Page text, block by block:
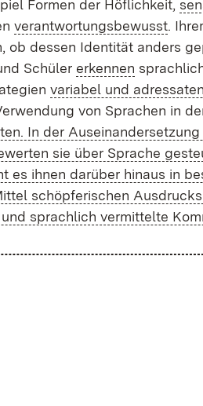
For­men der Höf­lich­keit,
ver­ant­wor­tungs­be­wusst.
ob des­sen Iden­ti­tät an­ders
Schü­ler er­ken­nen
va­ria­bel und
von Spra­chen in
In der
sie über Spra­che
es ih­nen dar­über hin­aus in
schöp­fe­ri­schen
sprach­lich ver­mit­tel­te